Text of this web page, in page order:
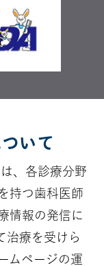
いて
、各診療分野
持つ歯科医師
情報の発信に
治療を受けら
ムページの運